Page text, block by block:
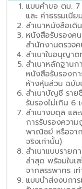
แบบคำขอ ตม.
และ ค่าธรรมเนี
สำเนาหนังสือเ
หนังสือรับรองค
สำนักงานตรวจ
สำเนาใบอนุญาต
สำเนาหลักฐาน
หนังสือรับรองก
ห้างหุ้นส่วน ฉบับ
สำเนาบัญชี รา
รับรองไม่เกิน 6
สำเนางบดุล แล
การรับรองควา
พาณิชย์ หรือจา
จริงเท่านั้น)
สำเนาแบบราย
ล่าสุด พร้อมใบเ
จากสรรพากร เ
แบบนำส่งงบกา